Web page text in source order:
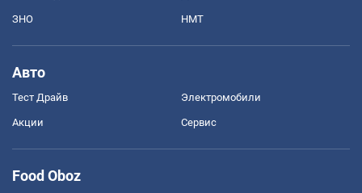
ЗНО НМТ
Авто
Тест Драйв Электромобили
Акции Сервис
Food Oboz